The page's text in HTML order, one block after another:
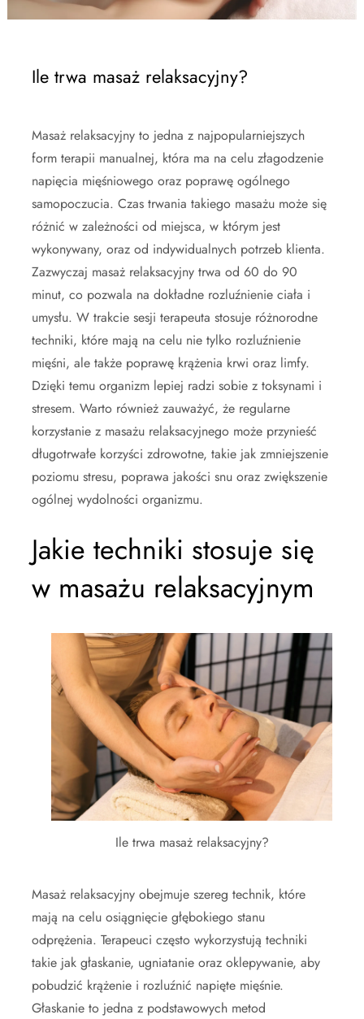
Ile trwa masaż relaksacyjny?
Masaż relaksacyjny to jedna z najpopularniejszych
form terapii manualnej, która ma na celu złagodzenie
napięcia mięśniowego oraz poprawę ogólnego
samopoczucia. Czas trwania takiego masażu może się
różnić w zależności od miejsca, w którym jest
wykonywany, oraz od indywidualnych potrzeb klienta.
Zazwyczaj masaż relaksacyjny trwa od 60 do 90
minut, co pozwala na dokładne rozluźnienie ciała i
umysłu. W trakcie sesji terapeuta stosuje różnorodne
techniki, które mają na celu nie tylko rozluźnienie
mięśni, ale także poprawę krążenia krwi oraz limfy.
Dzięki temu organizm lepiej radzi sobie z toksynami i
stresem. Warto również zauważyć, że regularne
korzystanie z masażu relaksacyjnego może przynieść
długotrwałe korzyści zdrowotne, takie jak zmniejszenie
poziomu stresu, poprawa jakości snu oraz zwiększenie
ogólnej wydolności organizmu.
Jakie techniki stosuje się
w masażu relaksacyjnym
Ile trwa masaż relaksacyjny?
Masaż relaksacyjny obejmuje szereg technik, które
mają na celu osiągnięcie głębokiego stanu
odprężenia. Terapeuci często wykorzystują techniki
takie jak głaskanie, ugniatanie oraz oklepywanie, aby
pobudzić krążenie i rozluźnić napięte mięśnie.
Głaskanie to jedna z podstawowych metod